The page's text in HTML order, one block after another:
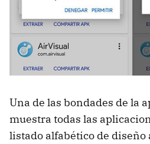
Una de las bondades de la
muestra todas las
listado alfabético de diseño